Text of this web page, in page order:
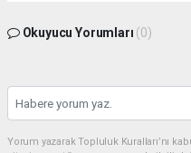
Okuyucu Yorumları (0)
Yorum yazarak Topluluk Kuralları’nı